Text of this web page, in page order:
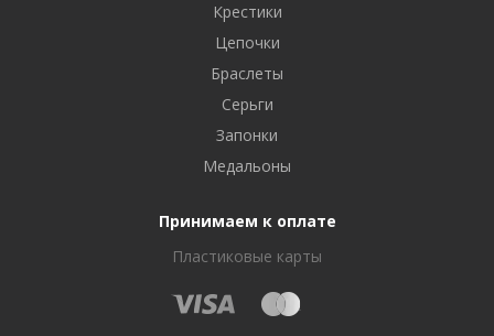
Крестики
Цепочки
Браслеты
Серьги
Запонки
Медальоны
Принимаем к оплате
Пластиковые карты